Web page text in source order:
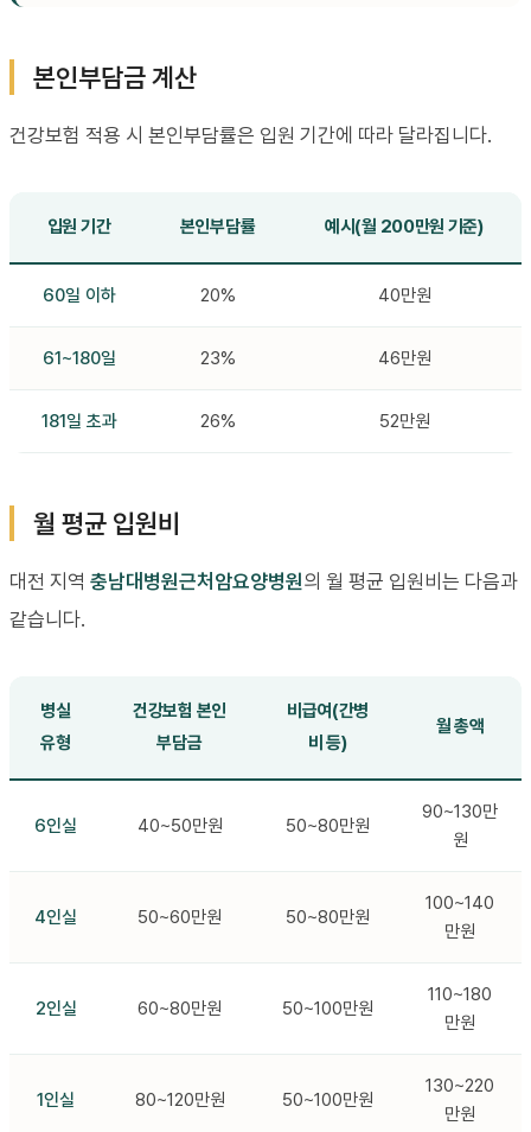
본인부담금 계산
건강보험 적용 시 본인부담률은 입원 기간에 따라 달라집니다.
입원 기간 본인부담률 예시(월 200만원 기준)
60일 이하 20% 40만원
61~180일 23% 46만원
181일 초과 26% 52만원
월 평균 입원비
대전 지역 충남대병원근처암요양병원의 월 평균 입원비는 다음과
같습니다.
병실
유형
건강보험 본인
부담금
비급여(간병
비 등)
월 총액
6인실 40~50만원 50~80만원
90~130만
원
4인실 50~60만원 50~80만원
100~140
만원
2인실 60~80만원 50~100만원
110~180
만원
1인실 80~120만원 50~100만원
130~220
만원